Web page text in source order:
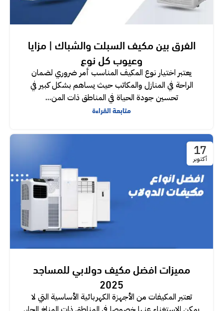
الفرق بين مكيف السبلت والشباك | مزايا
وعيوب كل نوع
يعتبر اختيار نوع المكيف المناسب أمر ضروري لضمان
الراحة في المنازل والمكاتب حيث يساهم بشكل كبير في
تحسين جودة الحياة في المناطق ذات المن...
متابعة القراءة
17
أكتوبر
مميزات افضل مكيف دولابي للمساجد
2025
تعتبر المكيفات من الأجهزة الكهربائية الأساسية التي لا